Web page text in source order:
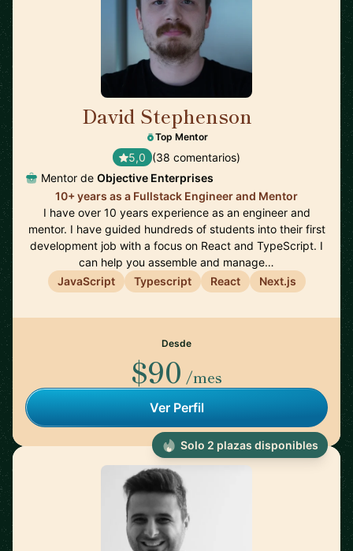
David Stephenson
Top Mentor
5,0 (38 comentarios)
Mentor de Objective Enterprises
10+ years as a Fullstack Engineer and Mentor
I have over 10 years experience as an engineer and
mentor. I have guided hundreds of students into their first
development job with a focus on React and TypeScript. I
can help you assemble and manage…
JavaScript
Typescript React Next.js
Desde
$90 /mes
Ver Perfil
Solo 2 plazas disponibles